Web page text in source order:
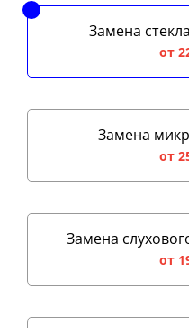
Замена
от
Замена
от
Замена
от